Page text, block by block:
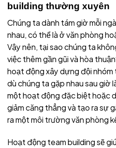
building thường xuyên
Chúng ta dành tám giờ mỗi
nhau, có thể là ở văn phòng
Vậy nên, tại sao chúng ta
việc thêm gần gũi và hòa
hoạt động xây dựng đội
dù chúng ta gặp nhau sau giờ
một hoạt động đặc biệt hoặc
giảm căng thẳng và tạo ra sự
ra một môi trường văn phòng
Hoạt động team building sẽ